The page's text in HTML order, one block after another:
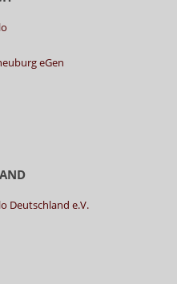
eGen
Deutschland e.V.